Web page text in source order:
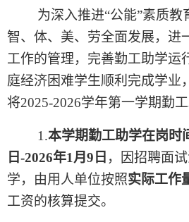
为深入推进“公能”素质教
智、体、美、劳全面发展，进
工作的管理，完善勤工助学运
庭经济困难学生顺利完成学业
将2025-2026学年第一学期勤
1.本学期勤工助学在岗时
日-2026年1月 9 日 ，因招聘面
学，由用人单位按照实际工作
工资的核算提交。